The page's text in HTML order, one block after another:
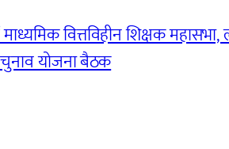
वित्तविहीन शिक्षक महासभा,
योजना बैठक